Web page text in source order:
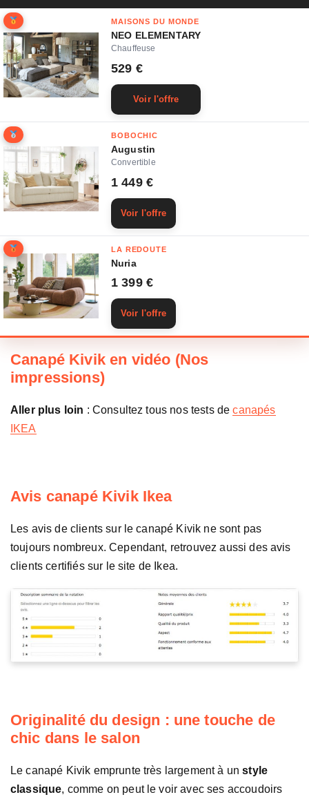
MAISONS DU MONDE
NEO ELEMENTARY
Chauffeuse
529 €
Voir l'offre
BOBOCHIC
Augustin
Convertible
1 449 €
Voir l'offre
LA REDOUTE
Nuria
1 399 €
Voir l'offre
Canapé Kivik en vidéo (Nos
impressions)
Aller plus loin : Consultez tous nos tests decanapés
IKEA
Avis canapé Kivik Ikea
Les avis de clients sur le canapé Kivik ne sont pas
toujours nombreux. Cependant, retrouvez aussi des avis
clients certifiés sur le site de Ikea.
Originalité du design : une touche de
chic dans le salon
Le canapé Kivik emprunte très largement à unstyle
classique, comme on peut le voir avec ses accoudoirs